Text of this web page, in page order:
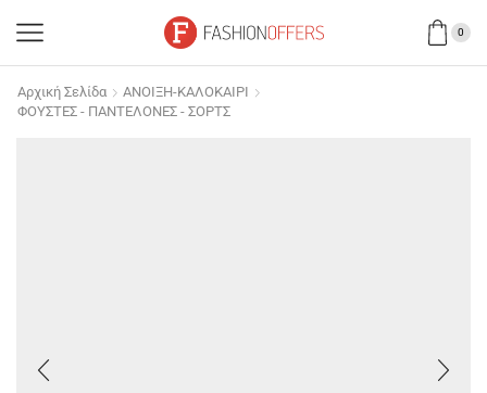
0
Αρχική Σελίδα
ΑΝΟΙΞΗ-ΚΑΛΟΚΑΙΡΙ
ΦΟΥΣΤΕΣ - ΠΑΝΤΕΛΟΝΕΣ - ΣΟΡΤΣ